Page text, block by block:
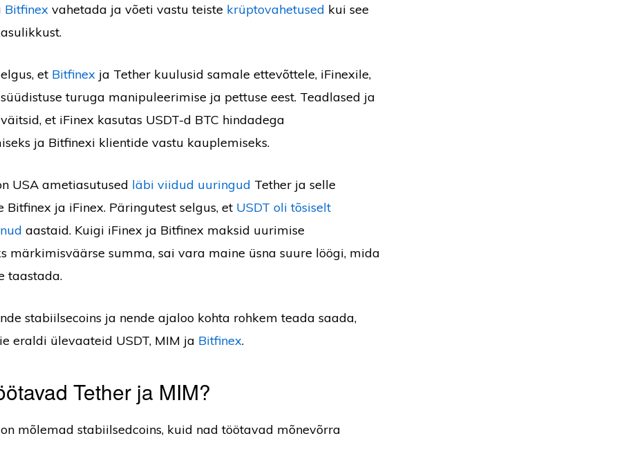
Bitfinex vahetada ja võeti vastu teiste krüptovahetused kui see
et Bitfinex ja Tether kuulusid samale ettevõttele, iFinexile,
turuga manipuleerimise ja pettuse eest. Teadlased ja
et iFinex kasutas USDT-d BTC hindadega
ja Bitfinexi klientide vastu kauplemiseks.
USA ametiasutused läbi viidud uuringud Tether ja selle
Bitfinex ja iFinex. Päringutest selgus, et USDT oli tõsiselt
aastaid. Kuigi iFinex ja Bitfinex maksid uurimise
märkimisväärse summa, sai vara maine üsna suure löögi, mida
taastada.
stabiilsecoins ja nende ajaloo kohta rohkem teada saada,
eraldi ülevaateid USDT, MIM ja Bitfinex.
Tether ja MIM?
mõlemad stabiilsedcoins, kuid nad töötavad mõnevõrra